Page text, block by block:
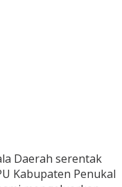
Daerah serentak
Kabupaten Penukal